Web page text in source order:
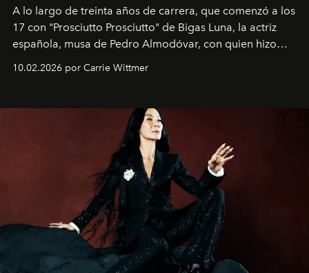
A lo largo de treinta años de carrera, que comenzó a los
17 con "Prosciutto Prosciutto" de Bigas Luna, la actriz
española, musa de Pedro Almodóvar, con quien hizo
Barcelona", ha dividido su tiempo entre Europa y
dirigida por Maggie Gyllenhaal.
10.02.2026 por Carrie Wittmer